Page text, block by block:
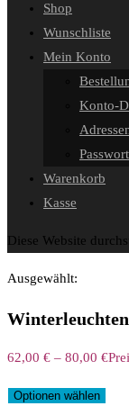
Shop
Wunschliste
Mein Konto
Konto-
Warenkorb
Kasse
Diese Website
Ausgewählt:
62,00 € – 80,00 €
Optionen wählen